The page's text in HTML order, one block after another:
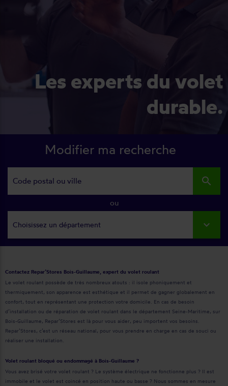
Les experts du volet
durable.
Modifier ma recherche
search
ou
Choisissez un département
Contactez Repar’Stores Bois-Guillaume, expert du volet roulant
Le volet roulant possède de très nombreux atouts : il isole phoniquement et
thermiquement, son apparence est esthétique et il permet de gagner globalement en
confort, tout en représentant une protection votre domicile. En cas de besoin
d’installation ou de réparation de volet roulant dans le département Seine-Maritime, sur
Bois-Guillaume, Repar’Stores est là pour vous aider, peu importent vos besoins.
Repar’Stores, c’est un réseau national, pour vous prendre en charge en cas de souci ou
réaliser une installation.
Volet roulant bloqué ou endommagé à Bois-Guillaume ?
Vous avez brisé votre volet roulant ? Le système électrique ne fonctionne plus ? Il est
immobile et le volet est coincé en position haute ou basse ? Nous sommes en mesure